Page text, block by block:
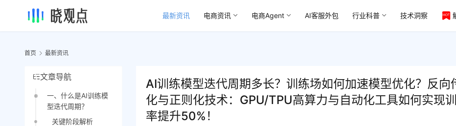
最新资讯 电商资讯 电商Agent AI客服外包 行业科普 技术洞察
首页 最新资讯
文章导航
一、什么是AI训练模
型迭代周期？
关键阶段解析
AI训练模型迭代周期多长？训练场如何加速模型优化？反向
化与正则化技术：GPU/TPU高算力与自动化工具如何实现
率提升50%！